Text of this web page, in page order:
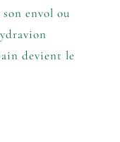
envol ou
devient le